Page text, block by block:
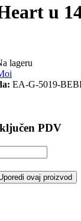
u
lageru
EA-G-5019-
PDV
ovaj proizvod